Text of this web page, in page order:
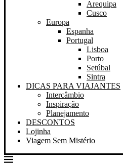
Arequipa
Cusco
Europa
Espanha
Portugal
Lisboa
Porto
Setúbal
Sintra
DICAS PARA VIAJANTES
Intercâmbio
Inspiração
Planejamento
DESCONTOS
Lojinha
Viagem Sem Mistério